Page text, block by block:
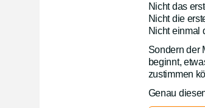
Nicht das
Nicht die
Nicht einmal
Sondern der
beginnt,
zustimmen
Genau